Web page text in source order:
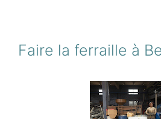
Faire la ferraille à